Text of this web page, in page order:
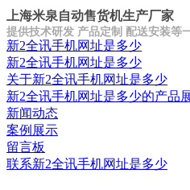
上海米泉自动售货机生产厂家
提供技术研发 产品定制 配送安装等
新2全讯手机网址是多少
新2全讯手机网址是多少
关于新2全讯手机网址是多少
新2全讯手机网址是多少的产品
新闻动态
案例展示
留言板
联系新2全讯手机网址是多少